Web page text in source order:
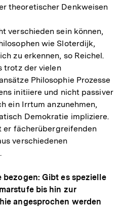
theoretischer Denkweisen
verschieden sein können,
wie Sloterdijk,
zu erkennen, so Reichel.
trotz der vielen
Philosophie Prozesse
initiiere und nicht passiver
ein Irrtum anzunehmen,
Demokratie impliziere.
er fächerübergreifenden
verschiedenen
Gibt es spezielle
bis hin zur
angesprochen werden